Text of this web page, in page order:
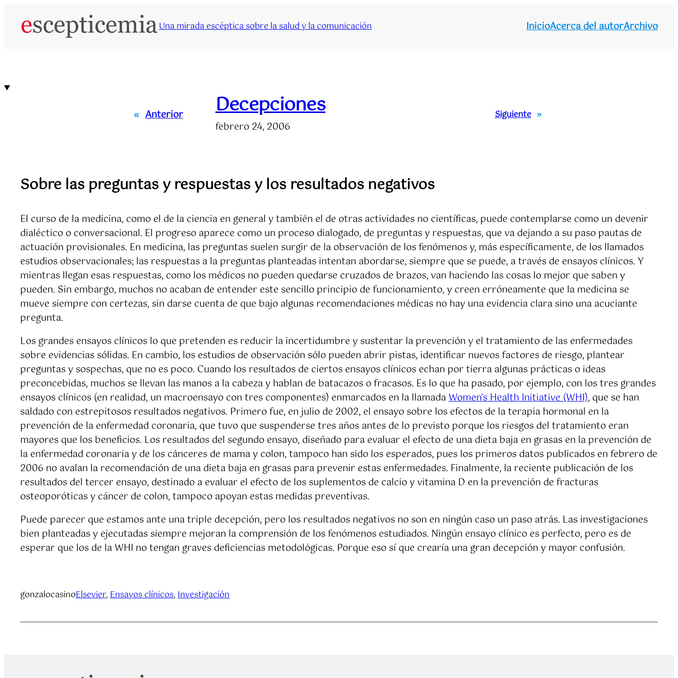
Una mirada escéptica sobre la salud y la comunicación InicioAcerca del autorArchivo
« Anterior Decepciones
febrero 24, 2006
Siguiente »
Sobre las preguntas y respuestas y los resultados negativos
El curso de la medicina, como el de la ciencia en general y también el de otras actividades no científicas, puede contemplarse como un devenir
dialéctico o conversacional. El progreso aparece como un proceso dialogado, de preguntas y respuestas, que va dejando a su paso pautas de
actuación provisionales. En medicina, las preguntas suelen surgir de la observación de los fenómenos y, más específicamente, de los llamados
estudios observacionales; las respuestas a la preguntas planteadas intentan abordarse, siempre que se puede, a través de ensayos clínicos. Y
mientras llegan esas respuestas, como los médicos no pueden quedarse cruzados de brazos, van haciendo las cosas lo mejor que saben y
pueden. Sin embargo, muchos no acaban de entender este sencillo principio de funcionamiento, y creen erróneamente que la medicina se
mueve siempre con certezas, sin darse cuenta de que bajo algunas recomendaciones médicas no hay una evidencia clara sino una acuciante
pregunta.
Los grandes ensayos clínicos lo que pretenden es reducir la incertidumbre y sustentar la prevención y el tratamiento de las enfermedades
sobre evidencias sólidas. En cambio, los estudios de observación sólo pueden abrir pistas, identificar nuevos factores de riesgo, plantear
preguntas y sospechas, que no es poco. Cuando los resultados de ciertos ensayos clínicos echan por tierra algunas prácticas o ideas
preconcebidas, muchos se llevan las manos a la cabeza y hablan de batacazos o fracasos. Es lo que ha pasado, por ejemplo, con los tres grandes
ensayos clínicos (en realidad, un macroensayo con tres componentes) enmarcados en la llamadaWomen’s Health Initiative (WHI), que se han
saldado con estrepitosos resultados negativos. Primero fue, en julio de 2002, el ensayo sobre los efectos de la terapia hormonal en la
prevención de la enfermedad coronaria, que tuvo que suspenderse tres años antes de lo previsto porque los riesgos del tratamiento eran
mayores que los beneficios. Los resultados del segundo ensayo, diseñado para evaluar el efecto de una dieta baja en grasas en la prevención de
la enfermedad coronaria y de los cánceres de mama y colon, tampoco han sido los esperados, pues los primeros datos publicados en febrero de
2006 no avalan la recomendación de una dieta baja en grasas para prevenir estas enfermedades. Finalmente, la reciente publicación de los
resultados del tercer ensayo, destinado a evaluar el efecto de los suplementos de calcio y vitamina D en la prevención de fracturas
osteoporóticas y cáncer de colon, tampoco apoyan estas medidas preventivas.
Puede parecer que estamos ante una triple decepción, pero los resultados negativos no son en ningún caso un paso atrás. Las investigaciones
bien planteadas y ejecutadas siempre mejoran la comprensión de los fenómenos estudiados. Ningún ensayo clínico es perfecto, pero es de
esperar que los de la WHI no tengan graves deficiencias metodológicas. Porque eso sí que crearía una gran decepción y mayor confusión.
gonzalocasinoElsevier, Ensayos clínicos, Investigación